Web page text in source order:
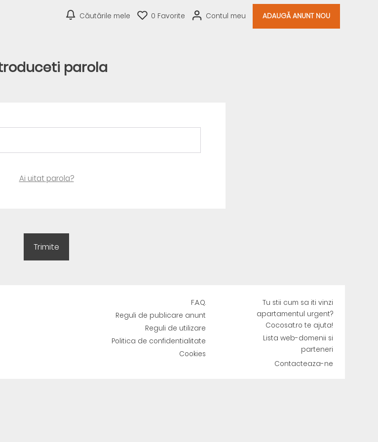
Căutările mele 0 Favorite Contul meu ADAUGĂ ANUNT NOU
parola
Ai uitat parola?
F.A.Q.
Reguli de publicare anunt
Reguli de utilizare
Politica de confidentialitate
Cookies
Tu stii cum sa iti vinzi
apartamentul urgent?
Cocosat.ro te ajuta!
Lista web-domenii si
parteneri
Contacteaza-ne